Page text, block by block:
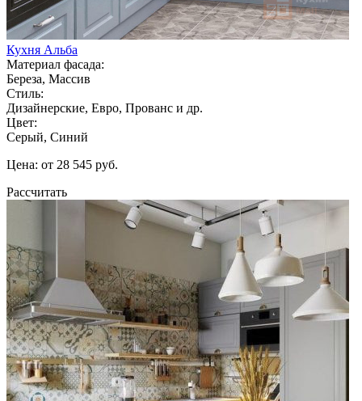
Кухня Альба
Материал фасада:
Береза, Массив
Стиль:
Дизайнерские, Евро, Прованс и др.
Цвет:
Серый, Синий
Цена: от 28 545 руб.
Рассчитать